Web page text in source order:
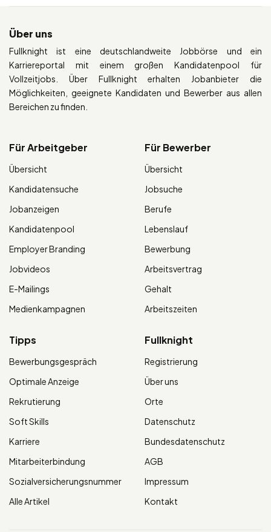
Über uns
Fullknight ist eine deutschlandweite Jobbörse und ein
Karriereportal mit einem großen Kandidatenpool für
Vollzeitjobs. Über Fullknight erhalten Jobanbieter die
Möglichkeiten, geeignete Kandidaten und Bewerber aus allen
Bereichen zu finden.
Für Arbeitgeber
Übersicht
Kandidatensuche
Jobanzeigen
Kandidatenpool
Employer Branding
Jobvideos
E-Mailings
Medienkampagnen
Für Bewerber
Übersicht
Jobsuche
Berufe
Lebenslauf
Bewerbung
Arbeitsvertrag
Gehalt
Arbeitszeiten
Tipps
Bewerbungsgespräch
Optimale Anzeige
Rekrutierung
Soft Skills
Karriere
Mitarbeiterbindung
Sozialversicherungsnummer
Alle Artikel
Fullknight
Registrierung
Über uns
Orte
Datenschutz
Bundesdatenschutz
AGB
Impressum
Kontakt